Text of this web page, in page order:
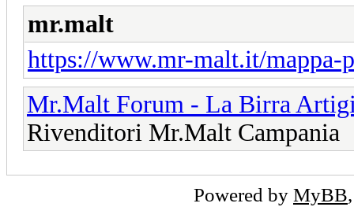
mr.malt
https://www.mr-malt.it/mappa-
Mr.Malt Forum - La Birra
Rivenditori Mr.Malt Campania
Powered by MyBB